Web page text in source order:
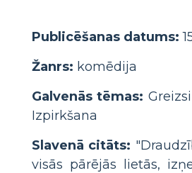
Publicēšanas datums:
Žanrs: komēdija
Galvenās tēmas:
Izpirkšana
Slavenā citāts:
visās pārējās lietās,